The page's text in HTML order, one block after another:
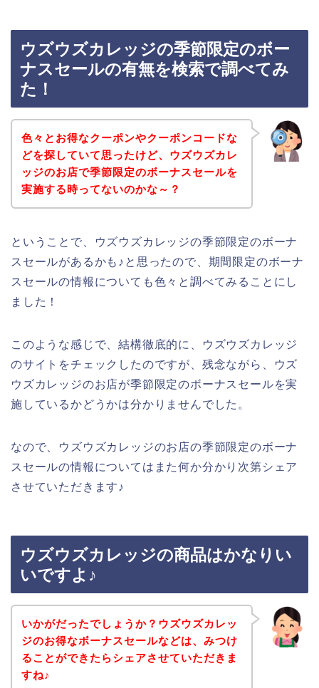
ウズウズカレッジの季節限定のボー
ナスセールの有無を検索で調べてみ
た！
色々とお得なクーポンやクーポンコードな
どを探していて思ったけど、ウズウズカレ
ッジのお店で季節限定のボーナスセールを
実施する時ってないのかな～？
ということで、ウズウズカレッジの季節限定のボーナ
スセールがあるかも♪と思ったので、期間限定のボーナ
スセールの情報についても色々と調べてみることにし
ました！
このような感じで、結構徹底的に、ウズウズカレッジ
のサイトをチェックしたのですが、残念ながら、ウズ
ウズカレッジのお店が季節限定のボーナスセールを実
施しているかどうかは分かりませんでした。
なので、ウズウズカレッジのお店の季節限定のボーナ
スセールの情報についてはまた何か分かり次第シェア
させていただきます♪
ウズウズカレッジの商品はかなりい
いですよ♪
いかがだったでしょうか？ウズウズカレッ
ジのお得なボーナスセールなどは、みつけ
ることができたらシェアさせていただきま
すね♪